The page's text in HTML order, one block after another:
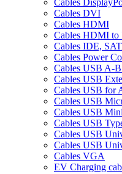
Cables
Cables DVI
Cables HDMI
Cables HDMI
Cables IDE,
Cables Power
Cables USB A-
Cables USB
Cables USB for
Cables USB
Cables USB
Cables USB
Cables USB
Cables USB
Cables VGA
EV Charging